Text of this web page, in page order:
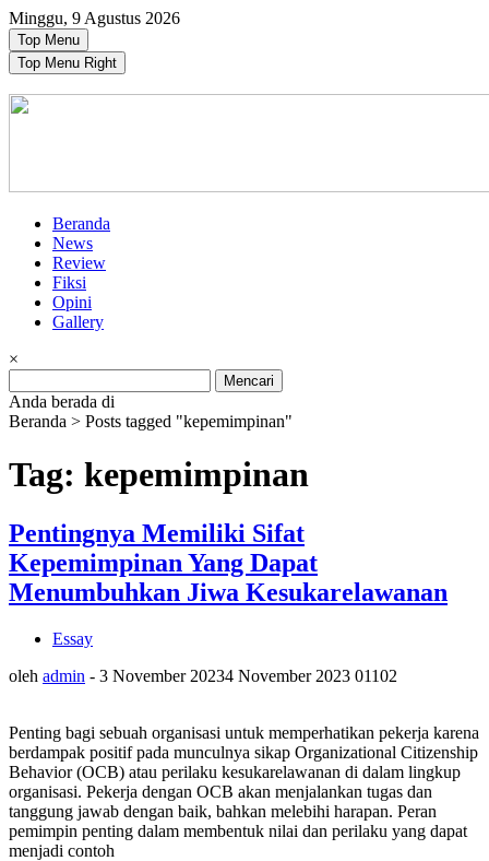
Skip
to
content
Minggu, 9 Agustus 2026
Top Menu
Top Menu Right
Beranda
News
Review
Fiksi
Opini
Gallery
×
for:
Anda berada di
Beranda > Posts tagged "kepemimpinan"
Tag: kepemimpinan
Pentingnya Memiliki Sifat
Kepemimpinan Yang Dapat
Menumbuhkan Jiwa Kesukarelawanan
Essay
oleh admin - 3 November 20234 November 2023 01102
Penting bagi sebuah organisasi untuk memperhatikan pekerja karena
berdampak positif pada munculnya sikap Organizational Citizenship
Behavior (OCB) atau perilaku kesukarelawanan di dalam lingkup
organisasi. Pekerja dengan OCB akan menjalankan tugas dan
tanggung jawab dengan baik, bahkan melebihi harapan. Peran
pemimpin penting dalam membentuk nilai dan perilaku yang dapat
menjadi contoh